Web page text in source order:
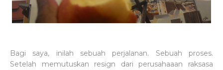
Bagi saya, inilah sebuah perjalanan. Sebuah proses.
Setelah memutuskan resign dari perusahaaan raksasa